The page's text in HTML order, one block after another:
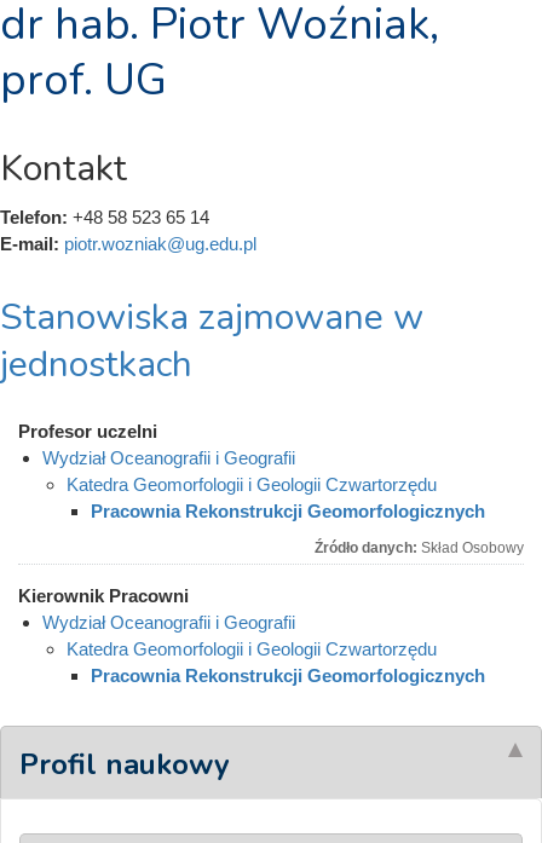
dr hab. Piotr Woźniak,
prof. UG
Kontakt
Telefon: +48 58 523 65 14
E-mail: piotr.wozniak@ug.edu.pl
Stanowiska zajmowane w
jednostkach
Profesor uczelni
Wydział Oceanografii i Geografii
Katedra Geomorfologii i Geologii Czwartorzędu
Pracownia Rekonstrukcji Geomorfologicznych
Źródło danych: Skład Osobowy
Kierownik Pracowni
Wydział Oceanografii i Geografii
Katedra Geomorfologii i Geologii Czwartorzędu
Pracownia Rekonstrukcji Geomorfologicznych
Profil naukowy